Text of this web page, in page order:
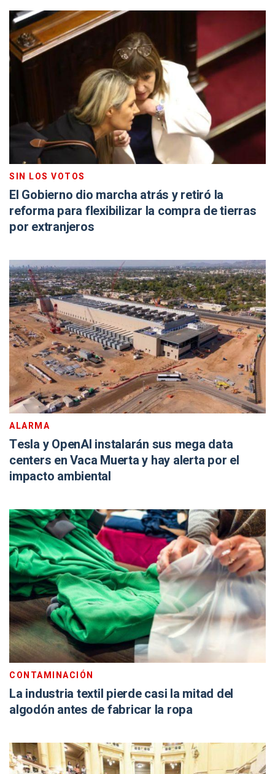
SIN LOS VOTOS
El Gobierno dio marcha atrás y retiró la
reforma para flexibilizar la compra de tierras
por extranjeros
ALARMA
Tesla y OpenAI instalarán sus mega data
centers en Vaca Muerta y hay alerta por el
impacto ambiental
CONTAMINACIÓN
La industria textil pierde casi la mitad del
algodón antes de fabricar la ropa